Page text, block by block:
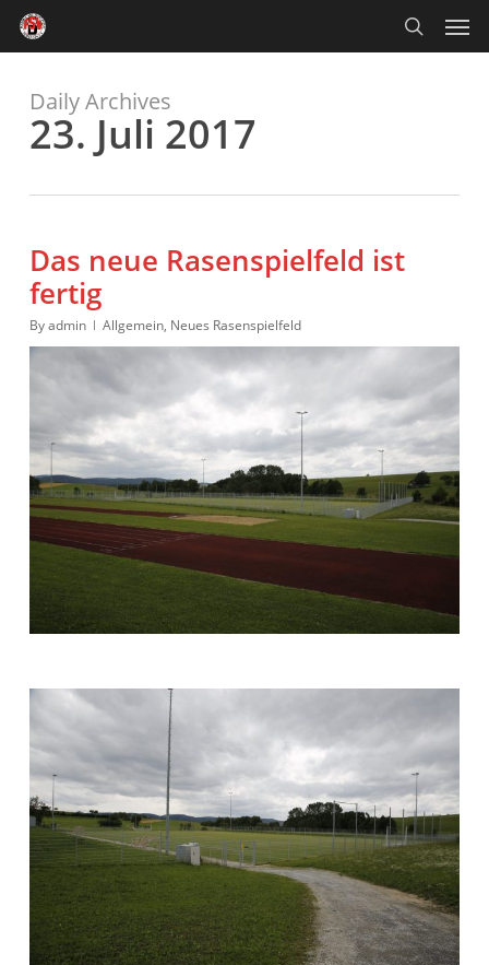
main
content search
Daily Archives
23. Juli 2017
Das neue Rasenspielfeld ist
fertig
Byadmin Allgemein, Neues Rasenspielfeld